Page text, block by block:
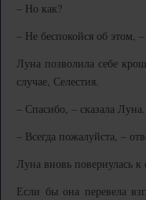
– Но как?
– Не беспокойся об этом,
Луна позволила себе
случае, Селестия.
– Спасибо, – сказала
– Всегда пожалуйста, –
Луна вновь повернулась
Если бы она перевела